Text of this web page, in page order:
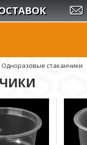
Одноразовые стаканчики